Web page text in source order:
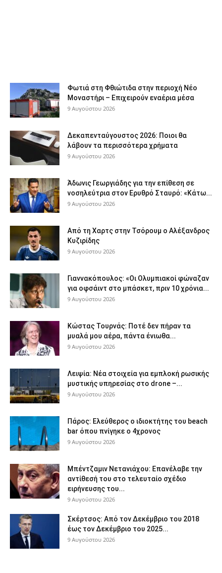
Φωτιά στη Φθιώτιδα στην περιοχή Νέο
Μοναστήρι – Επιχειρούν εναέρια μέσα
9 Αυγούστου 2026
Δεκαπενταύγουστος 2026: Ποιοι θα
λάβουν τα περισσότερα χρήματα
9 Αυγούστου 2026
Άδωνις Γεωργιάδης για την επίθεση σε
νοσηλεύτρια στον Ερυθρό Σταυρό: «Κάτω...
9 Αυγούστου 2026
Από τη Χαρτς στην Τσόρουμ ο Αλέξανδρος
Κυζιρίδης
9 Αυγούστου 2026
Γιαννακόπουλος: «Οι Ολυμπιακοί φώναζαν
για οφσάιντ στο μπάσκετ, πριν 10 χρόνια...
9 Αυγούστου 2026
Κώστας Τουρνάς: Ποτέ δεν πήραν τα
μυαλά μου αέρα, πάντα ένιωθα...
9 Αυγούστου 2026
Λειψία: Νέα στοιχεία για εμπλοκή ρωσικής
μυστικής υπηρεσίας στο drone –...
9 Αυγούστου 2026
Πάρος: Ελεύθερος ο ιδιοκτήτης του beach
bar όπου πνίγηκε ο 4χρονος
9 Αυγούστου 2026
Μπέντζαμιν Νετανιάχου: Επανέλαβε την
αντίθεσή του στο τελευταίο σχέδιο
ειρήνευσης του...
9 Αυγούστου 2026
Σκέρτσος: Από τον Δεκέμβριο του 2018
έως τον Δεκέμβριο του 2025...
9 Αυγούστου 2026